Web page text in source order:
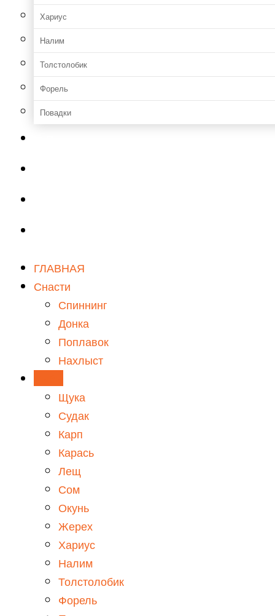
Хариус
Налим
Толстолобик
Форель
Повадки
ГЛАВНАЯ
Снасти
Спиннинг
Донка
Поплавок
Нахлыст
Щука
Судак
Карп
Карась
Лещ
Сом
Окунь
Жерех
Хариус
Налим
Толстолобик
Форель